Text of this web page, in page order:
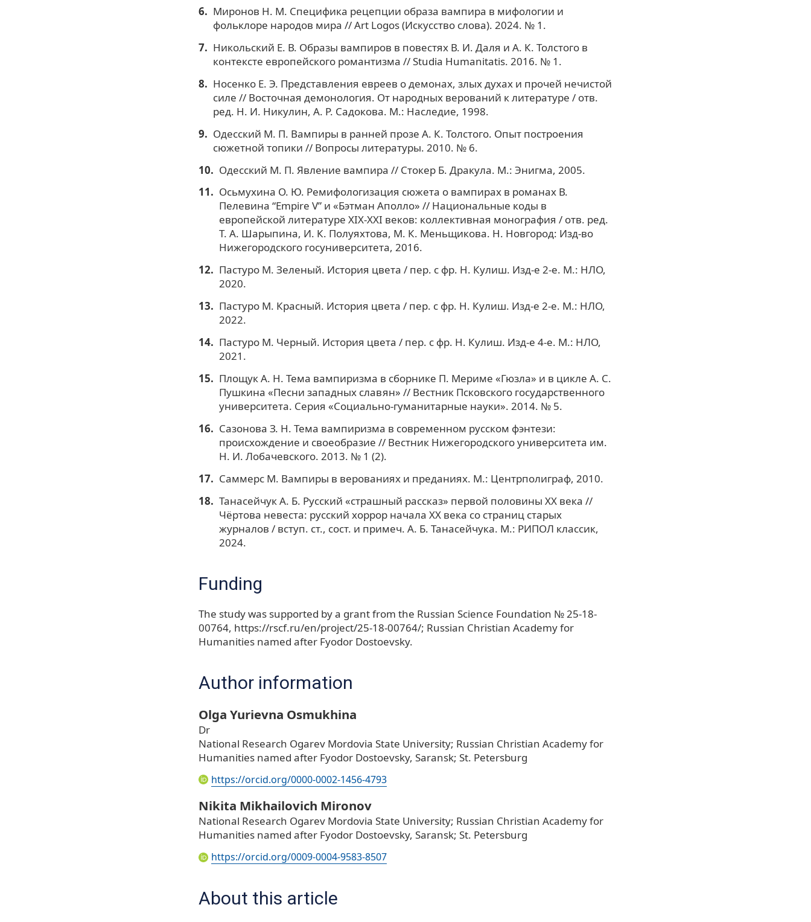
Миронов Н. М. Специфика рецепции образа вампира в мифологии и
фольклоре народов мира // Art Logos (Искусство слова). 2024. № 1.
Никольский Е. В. Образы вампиров в повестях В. И. Даля и А. К. Толстого в
контексте европейского романтизма // Studia Humanitatis. 2016. № 1.
Носенко Е. Э. Представления евреев о демонах, злых духах и прочей нечистой
силе // Восточная демонология. От народных верований к литературе / отв.
ред. Н. И. Никулин, А. Р. Садокова. М.: Наследие, 1998.
Одесский М. П. Вампиры в ранней прозе А. К. Толстого. Опыт построения
сюжетной топики // Вопросы литературы. 2010. № 6.
Одесский М. П. Явление вампира // Стокер Б. Дракула. М.: Энигма, 2005.
Осьмухина О. Ю. Ремифологизация сюжета о вампирах в романах В.
Пелевина “Empire V” и «Бэтман Аполло» // Национальные коды в
европейской литературе XIX-XXI веков: коллективная монография / отв. ред.
Т. А. Шарыпина, И. К. Полуяхтова, М. К. Меньщикова. Н. Новгород: Изд-во
Нижегородского госуниверситета, 2016.
Пастуро М. Зеленый. История цвета / пер. с фр. Н. Кулиш. Изд-е 2-е. М.: НЛО,
2020.
Пастуро М. Красный. История цвета / пер. с фр. Н. Кулиш. Изд-е 2-е. М.: НЛО,
2022.
Пастуро М. Черный. История цвета / пер. с фр. Н. Кулиш. Изд-е 4-е. М.: НЛО,
2021.
Площук А. Н. Тема вампиризма в сборнике П. Мериме «Гюзла» и в цикле А. С.
Пушкина «Песни западных славян» // Вестник Псковского государственного
университета. Серия «Социально-гуманитарные науки». 2014. № 5.
Сазонова З. Н. Тема вампиризма в современном русском фэнтези:
происхождение и своеобразие // Вестник Нижегородского университета им.
Н. И. Лобачевского. 2013. № 1 (2).
Саммерс М. Вампиры в верованиях и преданиях. М.: Центрполиграф, 2010.
Танасейчук А. Б. Русский «страшный рассказ» первой половины ХХ века //
Чёртова невеста: русский хоррор начала ХХ века со страниц старых
журналов / вступ. ст., сост. и примеч. А. Б. Танасейчука. М.: РИПОЛ классик,
2024.
Funding
The study was supported by a grant from the Russian Science Foundation № 25-18-
00764, https://rscf.ru/en/project/25-18-00764/; Russian Christian Academy for
Humanities named after Fyodor Dostoevsky.
Author information
Olga Yurievna Osmukhina
Dr
National Research Ogarev Mordovia State University; Russian Christian Academy for
Humanities named after Fyodor Dostoevsky, Saransk; St. Petersburg
https://orcid.org/0000-0002-1456-4793
Nikita Mikhailovich Mironov
National Research Ogarev Mordovia State University; Russian Christian Academy for
Humanities named after Fyodor Dostoevsky, Saransk; St. Petersburg
https://orcid.org/0009-0004-9583-8507
About this article